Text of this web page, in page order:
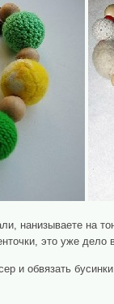
нанизываете на
это уже дело
и обвязать